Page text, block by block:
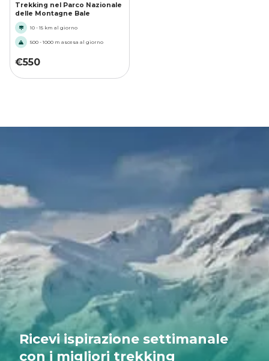
Trekking nel Parco Nazionale
delle Montagne Bale
10 - 15 km al giorno
500 - 1000 m ascesa al giorno
€550
Ricevi ispirazione settimanale
con i migliori trekking